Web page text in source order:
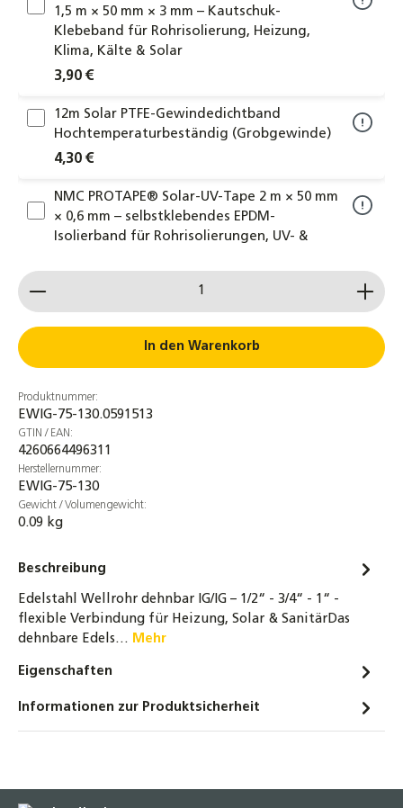
1,5 m × 50 mm × 3 mm – Kautschuk-
Klebeband für Rohrisolierung, Heizung,
Klima, Kälte & Solar
3,90 €
12m Solar PTFE-Gewindedichtband
Hochtemperaturbeständig (Grobgewinde)
4,30 €
NMC PROTAPE® Solar-UV-Tape 2 m × 50 mm
× 0,6 mm – selbstklebendes EPDM-
Isolierband für Rohrisolierungen, UV- &
Solarliquid bis -28°C
4er-Set 3/4 Zoll Überwurfmuttern DN16
Edelstahlwellrohr + Segmentringe &
Dichtung bis 260°C
5,90 €
Messing Doppelnippel 3/8" bis 1 1/2" -
beidseitig flachdichtend - Trinkwasser
2,95 €
einseitig flachdichtend, gewindedichtend,
3,20 €
Edelstahl Doppelnippel 1/2" bis 1 1/4" –
beidseitig flachdichtend,
Produkt Anzahl: Gib den gewünschten Wert ein
In den Warenkorb
Produktnummer:
EWIG-75-130.0591513
GTIN / EAN:
4260664496311
Herstellernummer:
EWIG-75-130
Gewicht / Volumengewicht:
0.09 kg
Beschreibung
Edelstahl Wellrohr dehnbar IG/IG – 1/2“ - 3/4“ - 1“ -
flexible Verbindung für Heizung, Solar & SanitärDas
dehnbare Edels… Mehr
Eigenschaften
Informationen zur Produktsicherheit